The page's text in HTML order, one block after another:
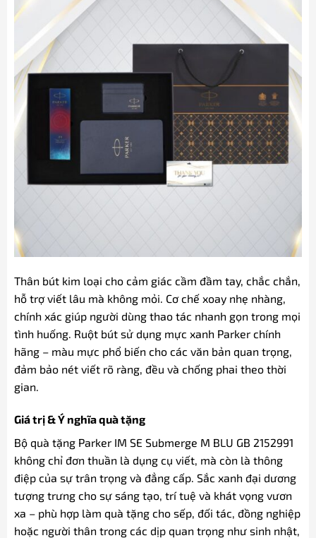
Thân bút kim loại cho cảm giác cầm đầm tay, chắc chắn,
hỗ trợ viết lâu mà không mỏi. Cơ chế xoay nhẹ nhàng,
chính xác giúp người dùng thao tác nhanh gọn trong mọi
tình huống. Ruột bút sử dụng mực xanh Parker chính
hãng – màu mực phổ biến cho các văn bản quan trọng,
đảm bảo nét viết rõ ràng, đều và chống phai theo thời
gian.
Giá trị & Ý nghĩa quà tặng
Bộ quà tặng Parker IM SE Submerge M BLU GB 2152991
không chỉ đơn thuần là dụng cụ viết, mà còn là thông
điệp của sự trân trọng và đẳng cấp. Sắc xanh đại dương
tượng trưng cho sự sáng tạo, trí tuệ và khát vọng vươn
xa – phù hợp làm quà tặng cho sếp, đối tác, đồng nghiệp
hoặc người thân trong các dịp quan trọng như sinh nhật,